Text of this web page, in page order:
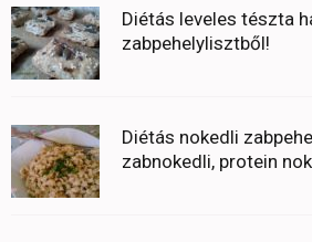
Diétás leveles tészta
zabpehelylisztből!
Diétás nokedli
zabnokedli, protein